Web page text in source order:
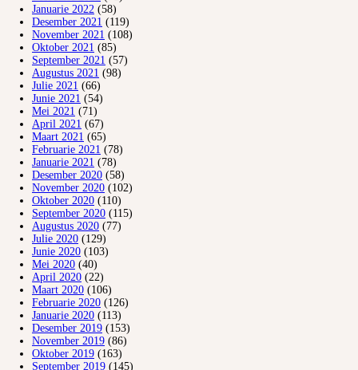
Januarie 2022 (58)
Desember 2021 (119)
November 2021 (108)
Oktober 2021 (85)
September 2021 (57)
Augustus 2021 (98)
Julie 2021 (66)
Junie 2021 (54)
Mei 2021 (71)
April 2021 (67)
Maart 2021 (65)
Februarie 2021 (78)
Januarie 2021 (78)
Desember 2020 (58)
November 2020 (102)
Oktober 2020 (110)
September 2020 (115)
Augustus 2020 (77)
Julie 2020 (129)
Junie 2020 (103)
Mei 2020 (40)
April 2020 (22)
Maart 2020 (106)
Februarie 2020 (126)
Januarie 2020 (113)
Desember 2019 (153)
November 2019 (86)
Oktober 2019 (163)
September 2019 (145)